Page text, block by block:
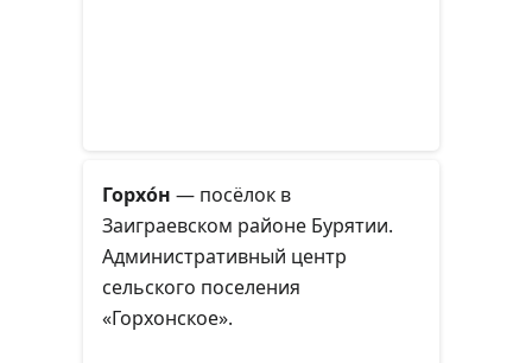
Горхо́н — посёлок в
Заиграевском районе Бурятии.
Административный центр
сельского поселения
«Горхонское».